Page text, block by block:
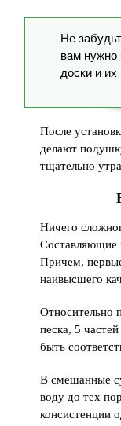
Не
вам нужно
доски и
После
делают
тщательно
Ничего
Составляющие
Причем,
наивысшего
Относительно
песка, 5
быть
В смешанные
воду до тех
консистенции